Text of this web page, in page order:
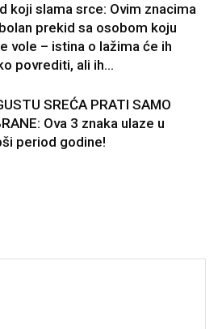
koji slama srce: Ovim znacima
prekid sa osobom koju
vole – istina o lažima će ih
povrediti, ali ih...
SREĆA PRATI SAMO
Ova 3 znaka ulaze u
period godine!